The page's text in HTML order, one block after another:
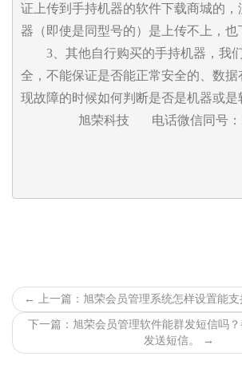
证上传到手持机器的软件下载商城的，
器（即使是同型号的）是上传不上，也
全，不能保证是否能正常安全的、数据
现故障的时候如何判断是否是机器或是
← 上一篇：旭荣会员管理系统怎样设置能支
下一篇：旭荣会员管理软件能群发短信吗
发送短信。
→